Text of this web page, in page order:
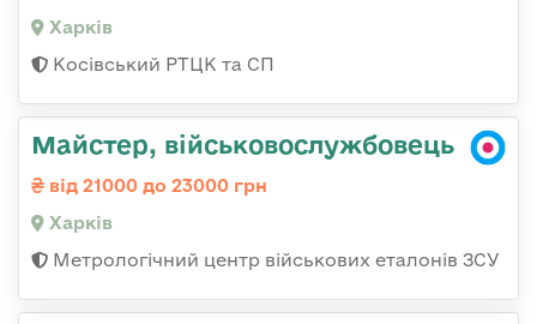
Харків
Косівський РТЦК та СП
Майстер, військовослужбовець
від 21000 до 23000 грн
Харків
Метрологічний центр військових еталонів ЗСУ